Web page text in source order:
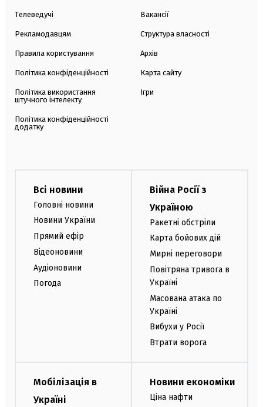
Телеведучі
Рекламодавцям
Правила користування
Політика конфіденційності
Політика використання
штучного інтелекту
Політика конфіденційності
додатку
Вакансії
Структура власності
Архів
Карта сайту
Ігри
Всі новини
Головні новини
Новини України
Прямий ефір
Відеоновини
Аудіоновини
Погода
Війна Росії з
Україною
Ракетні обстріли
Карта бойових дій
Мирні переговори
Повітряна тривога в
Україні
Масована атака по
Україні
Вибухи у Росії
Втрати ворога
Мобілізація в
Україні
Новини економіки
Ціна нафти